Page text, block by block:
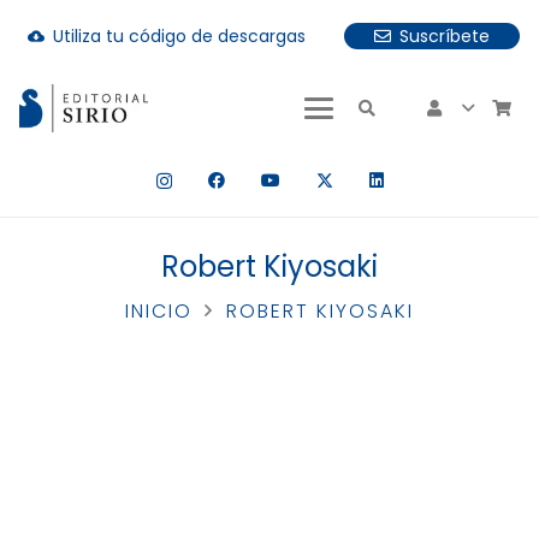
cloud_download Utiliza tu código de descargas
Suscríbete
hay resultados autocompletados, puedes utilizar las
Robert Kiyosaki
INICIO ROBERT KIYOSAKI